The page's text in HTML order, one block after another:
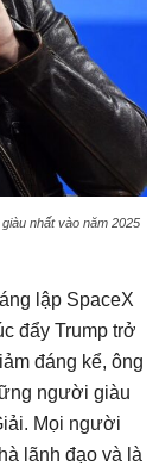
nhất vào năm 2025
lập SpaceX
đẩy Trump trở
đáng kể, ông
người giàu
Mọi người
lãnh đạo và là